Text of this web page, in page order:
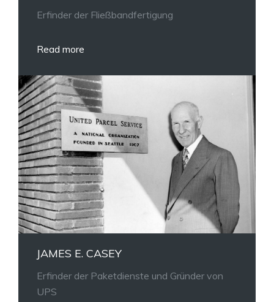
Erfinder der Fließbandfertigung
Read more
JAMES E. CASEY
Erfinder der Paketdienste und Gründer von
UPS